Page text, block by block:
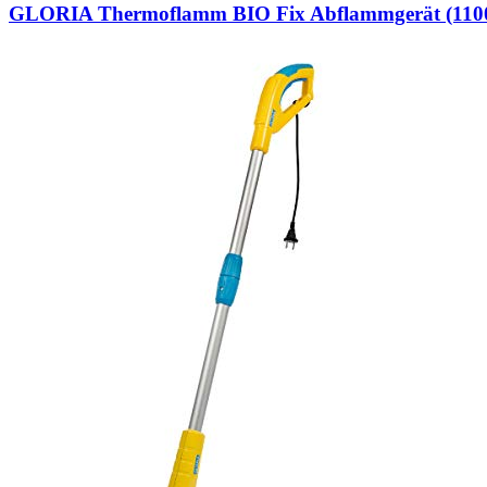
GLORIA Thermoflamm BIO Fix Abflammgerät